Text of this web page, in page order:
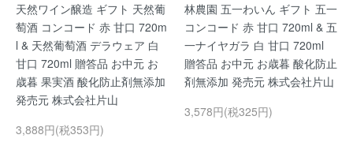
天然ワイン醸造 ギフト 天然葡
萄酒 コンコード 赤 甘口 720m
l & 天然葡萄酒 デラウェア 白
甘口 720ml 贈答品 お中元 お
歳暮 果実酒 酸化防止剤無添加
発売元 株式会社片山
3,888円(税353円)
林農園 五一わいん ギフト 五一
コンコード 赤 甘口 720ml & 五
一ナイヤガラ 白 甘口 720ml
贈答品 お中元 お歳暮 酸化防止
剤無添加 発売元 株式会社片山
3,578円(税325円)